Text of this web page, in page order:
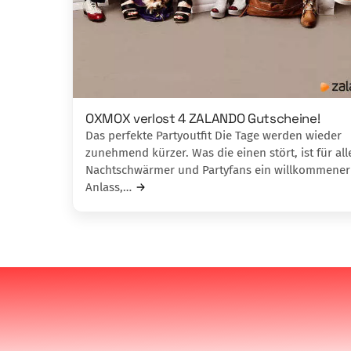
OXMOX verlost 4 ZALANDO Gutscheine!
Das perfekte Partyoutfit Die Tage werden wieder
zunehmend kürzer. Was die einen stört, ist für
Nachtschwärmer und Partyfans ein willkommener
Anlass,…